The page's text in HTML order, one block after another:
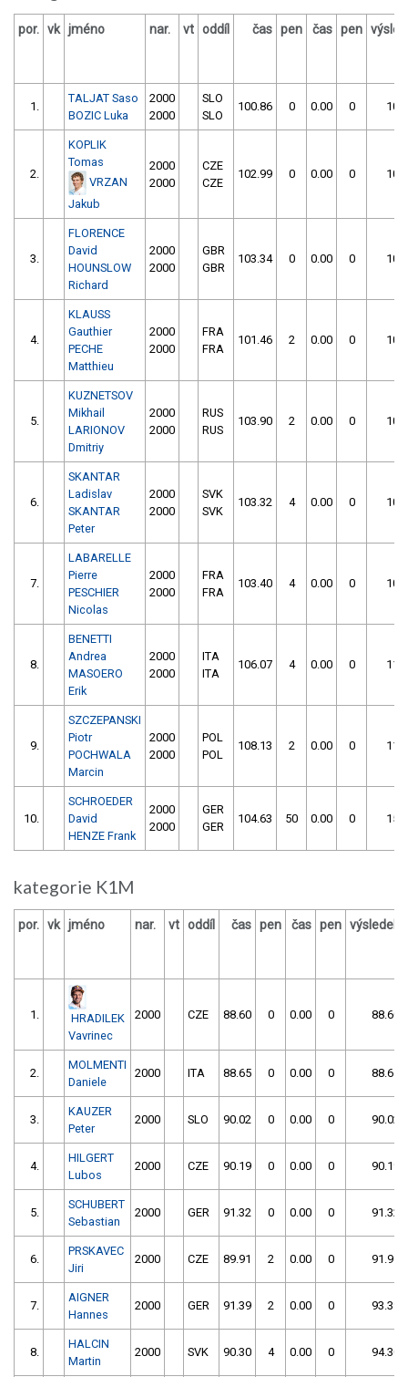
por. vk jméno nar. vt oddíl čas pen čas pen
1.
TALJAT Saso
BOZIC Luka
2000
2000
SLO
SLO
100.86 0 0.00 0
2.
KOPLIK
Tomas
VRZAN
Jakub
2000
2000
CZE
CZE
102.99 0 0.00 0
3.
FLORENCE
David
HOUNSLOW
Richard
2000
2000
GBR
GBR
103.34 0 0.00 0
4.
KLAUSS
Gauthier
PECHE
Matthieu
2000
2000
FRA
FRA
101.46 2 0.00 0
5.
KUZNETSOV
Mikhail
LARIONOV
Dmitriy
2000
2000
RUS
RUS
103.90 2 0.00 0
6.
SKANTAR
Ladislav
SKANTAR
Peter
2000
2000
SVK
SVK
103.32 4 0.00 0
7.
LABARELLE
Pierre
PESCHIER
Nicolas
2000
2000
FRA
FRA
103.40 4 0.00 0
8.
BENETTI
Andrea
MASOERO
Erik
2000
2000
ITA
ITA
106.07 4 0.00 0
9.
SZCZEPANSKI
Piotr
POCHWALA
Marcin
2000
2000
POL
POL
108.13 2 0.00 0
10.
SCHROEDER
David
HENZE Frank
2000
2000
GER
GER
104.63 50 0.00 0
kategorie K1M
por. vk jméno nar. vt oddíl čas pen čas pen výsledek
1.
HRADILEK
Vavrinec
2000 CZE 88.60 0 0.00 0 88.60
2.
MOLMENTI
Daniele
2000 ITA 88.65 0 0.00 0 88.65
3.
KAUZER
Peter
2000 SLO 90.02 0 0.00 0 90.02
4.
HILGERT
Lubos
2000 CZE 90.19 0 0.00 0 90.19
5.
SCHUBERT
Sebastian
2000 GER 91.32 0 0.00 0 91.32
6.
PRSKAVEC
Jiri
2000 CZE 89.91 2 0.00 0 91.91
7.
AIGNER
Hannes
2000 GER 91.39 2 0.00 0 93.39
8.
HALCIN
Martin
2000 SVK 90.30 4 0.00 0 94.30